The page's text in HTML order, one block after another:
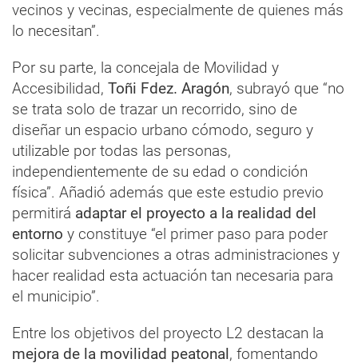
vecinos y vecinas, especialmente de quienes más
lo necesitan”.
Por su parte, la concejala de Movilidad y
Accesibilidad, Toñi Fdez. Aragón, subrayó que “no
se trata solo de trazar un recorrido, sino de
diseñar un espacio urbano cómodo, seguro y
utilizable por todas las personas,
independientemente de su edad o condición
física”. Añadió además que este estudio previo
permitirá adaptar el proyecto a la realidad del
entorno y constituye “el primer paso para poder
solicitar subvenciones a otras administraciones y
hacer realidad esta actuación tan necesaria para
el municipio”.
Entre los objetivos del proyecto L2 destacan la
mejora de la movilidad peatonal, fomentando